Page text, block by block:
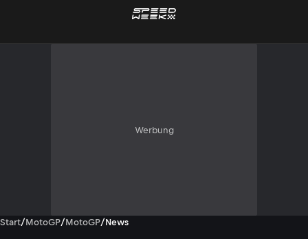
Werbung
Start/MotoGP/MotoGP/News